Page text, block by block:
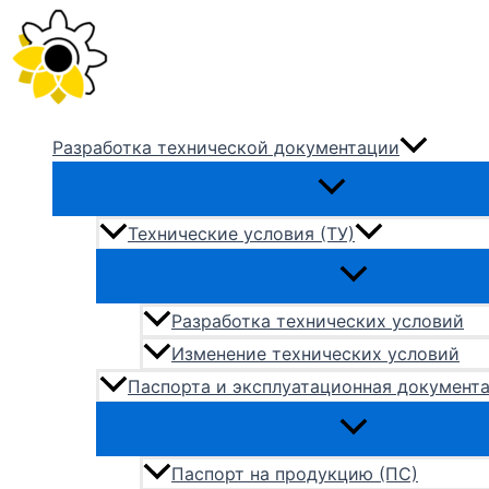
Перейти
к
содержимому
Разработка технической документации
Технические условия (ТУ)
Разработка технических условий
Изменение технических условий
Паспорта и эксплуатационная
Паспорт на продукцию (ПС)